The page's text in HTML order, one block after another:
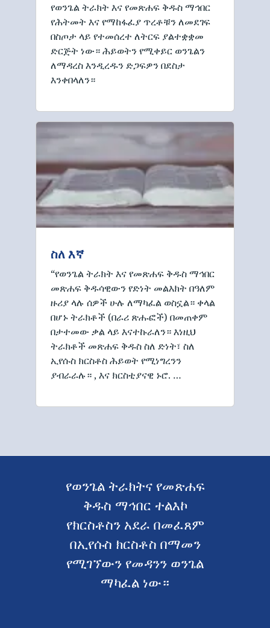
የወንጌል ትራክት እና የመጽሐፍ ቅዱስ ማኅበር
የሕትመት እና የማከፋፈያ ጥረቶቹን ለመደገፍ
በስጦታ ላይ የተመሰረተ ለትርፍ ያልተቋቋመ
ድርጅት ነው። ሕይወትን የሚቀይር ወንጌልን
ለማዳረስ እንዲረዱን ድጋፍዎን በደስታ
እንቀበላለን።
ስለ እኛ
“የወንጌል ትራክት እና የመጽሐፍ ቅዱስ ማኅበር
መጽሐፍ ቅዱሳዊውን የድነት መልእክት በዓለም
ዙሪያ ላሉ ሰዎች ሁሉ ለማካፈል ወስኗል። ቀላል
በሆኑ ትራክቶች (በራሪ ጽሑፎች) በመጠቀም
በታተመው ቃል ላይ እናተኩራለን። እነዚህ
ትራክቶች መጽሐፍ ቅዱስ ስለ ድነት፣ ስለ
ኢየሱስ ክርስቶስ ሕይወት የሚነግረንን
ያብራራሉ። , እና ክርስቲያናዊ ኑሮ. …
የወንጌል ትራክትና የመጽሐፍ
ቅዱስ ማኅበር ተልእኮ
የክርስቶስን አደራ በመፈጸም
በኢየሱስ ክርስቶስ በማመን
የሚገኘውን የመዳንን ወንጌል
ማካፈል ነው።